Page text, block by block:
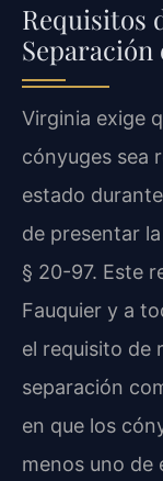
Requisitos
Virginia exige
cónyuges sea
estado
de presentar
§ 20-97. Este
Fauquier y a
el requisito de
separación
en que los
menos uno de